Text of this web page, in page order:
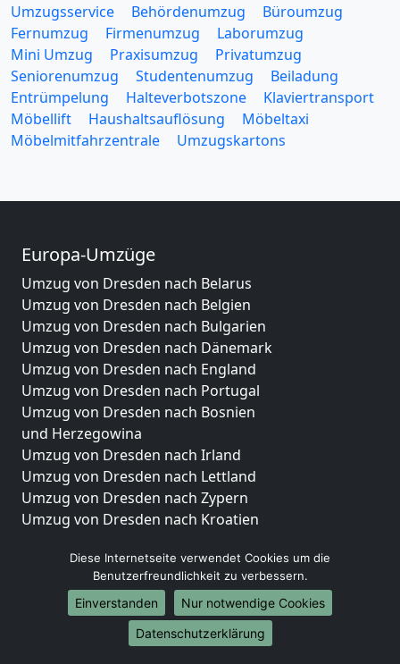
Umzugsservice Behördenumzug
Büroumzug
Fernumzug
Firmenumzug
Laborumzug
Mini Umzug
Praxisumzug
Privatumzug
Seniorenumzug
Studentenumzug
Beiladung
Entrümpelung
Halteverbotszone
Klaviertransport
Möbellift
Haushaltsauflösung
Möbeltaxi
Möbelmitfahrzentrale
Umzugskartons
Europa-Umzüge
Umzug von Dresden nach Belarus
Umzug von Dresden nach Belgien
Umzug von Dresden nach Bulgarien
Umzug von Dresden nach Dänemark
Umzug von Dresden nach England
Umzug von Dresden nach Portugal
Umzug von Dresden nach Bosnien
und Herzegowina
Umzug von Dresden nach Irland
Umzug von Dresden nach Lettland
Umzug von Dresden nach Zypern
Umzug von Dresden nach Kroatien
Umzug von Dresden nach Finnland
Umzug von Dresden nach Frankreich
Umzug von Dresden nach Griechenland
Umzug von Dresden nach Italien
Umzug von Dresden nach Liechtenstein
Diese Internetseite verwendet Cookies um die
Benutzerfreundlichkeit zu verbessern.
Einverstanden
Nur notwendige Cookies
Datenschutzerklärung